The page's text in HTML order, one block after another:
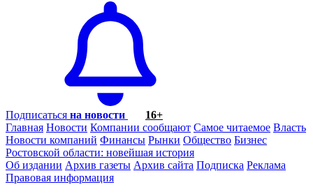
Подписаться на новости
16+
Главная Новости Компании сообщают Самое читаемое Власть
Новости компаний Финансы Рынки Общество Бизнес
Ростовской области: новейшая история
Об издании Архив газеты Архив сайта Подписка Реклама
Правовая информация